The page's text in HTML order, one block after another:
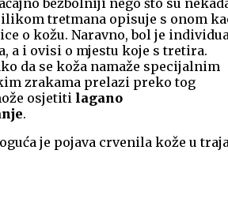
tretmana opisuje s onom
o kožu. Naravno, bol je
a i ovisi o mjestu koje s tretira.
da se koža namaže specijalnim
zrakama prelazi preko tog
osjetiti lagano
.
je pojava crvenila kože u